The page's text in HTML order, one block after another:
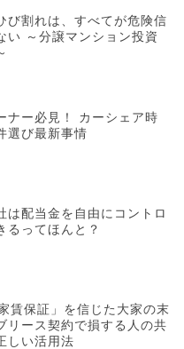
び割れは、すべてが危険信
い ～分譲マンション投資
ナー必見！ カーシェア時
選び最新事情
は配当金を自由にコントロ
るってほんと？
賃保証」を信じた大家の末
リース契約で損する人の共
しい活用法